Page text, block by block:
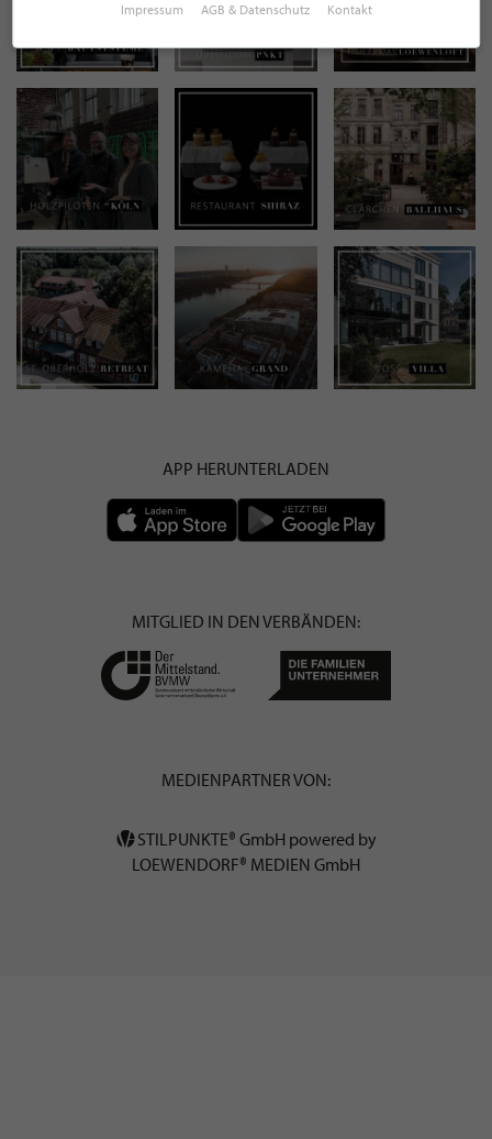
APP HERUNTERLADEN
MITGLIED IN DEN VERBÄNDEN:
MEDIENPARTNER VON:
STILPUNKTE® GmbH powered by
LOEWENDORF® MEDIEN GmbH
Impressum AGB & Datenschutz Kontakt